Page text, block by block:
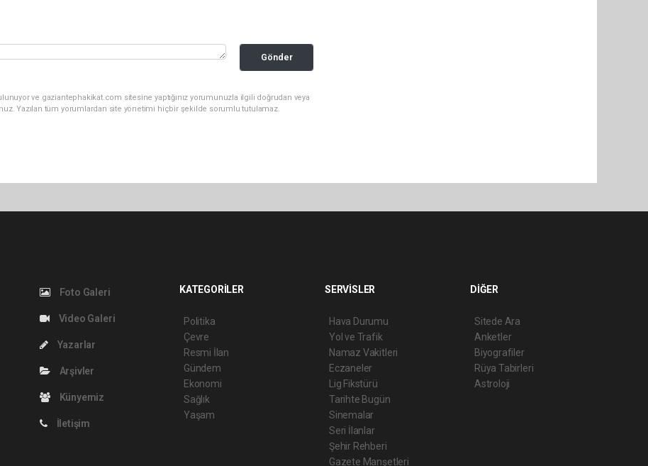
Gönder
ve gaziantephakikat.com sitesine yaptığınız yorumunuzla ilgili doğrudan veya
Yazılan tüm yorumlardan site yönetimi hiçbir şekilde sorumlu tutulamaz.
Foto Galeri
Video Galeri
Yazarlar
Arşivler
Künyemiz
İletişim
KATEGORİLER
Politika
Çevre
Resmi İlan
Gündem
Ekonomi
Sağlık
Yaşam
SERVİSLER
Hava Durumu
Yol ve Trafik
Namaz Vakitleri
Eczaneler
Lig Fikstürü
Tarihte Bugün
Sinemalar
Seri İlanlar
Şehir Rehberi
Gazete Manşetleri
DİĞER
Sitede Ara
Anketler
Biyografiler
Rüya Tabirleri
Astroloji